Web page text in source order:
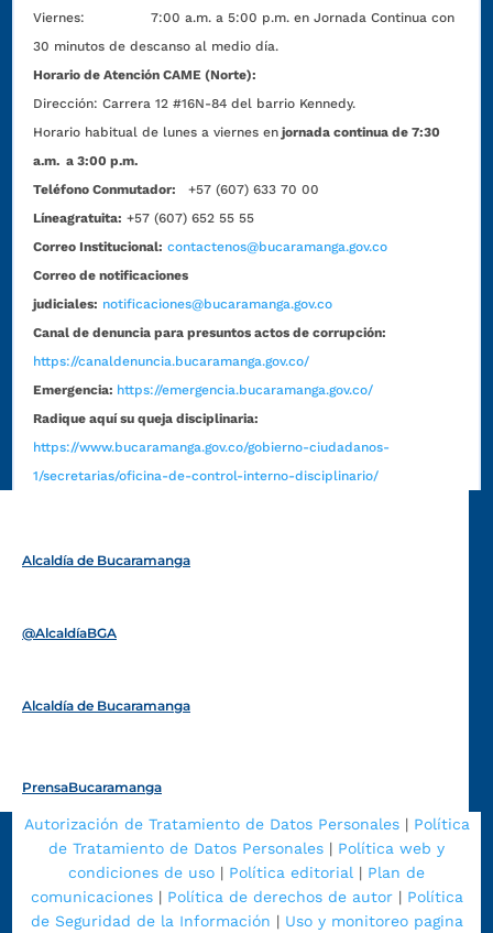
Viernes: 7:00 a.m. a 5:00 p.m. en Jornada Continua con
30 minutos de descanso al medio día.
Horario de Atención CAME (Norte):
Dirección:Carrera 12 #16N-84 del barrio Kennedy.
Horario habitual de lunes a viernes en jornada continua de 7:30
a.m. a 3:00 p.m.
Teléfono Conmutador:
+57 (607) 633 70 00
Líneagratuita: +57 (607) 652 55 55
Correo Institucional: contactenos@bucaramanga.gov.co
Correo de notificaciones
judiciales: notificaciones@bucaramanga.gov.co
Canal de denuncia para presuntos actos de corrupción:
https://canaldenuncia.bucaramanga.gov.co/
Emergencia: https://emergencia.bucaramanga.gov.co/
Radique aquí su queja disciplinaria:
https://www.bucaramanga.gov.co/gobierno-ciudadanos-
1/secretarias/oficina-de-control-interno-disciplinario/
Alcaldía de Bucaramanga
@AlcaldíaBGA
Alcaldía de Bucaramanga
PrensaBucaramanga
Autorización de Tratamiento de Datos Personales| Política
de Tratamiento de Datos Personales | Política web y
condiciones de uso | Política editorial | Plan de
comunicaciones| Política de derechos de autor| Política
de Seguridad de la Información | Uso y monitoreo pagina